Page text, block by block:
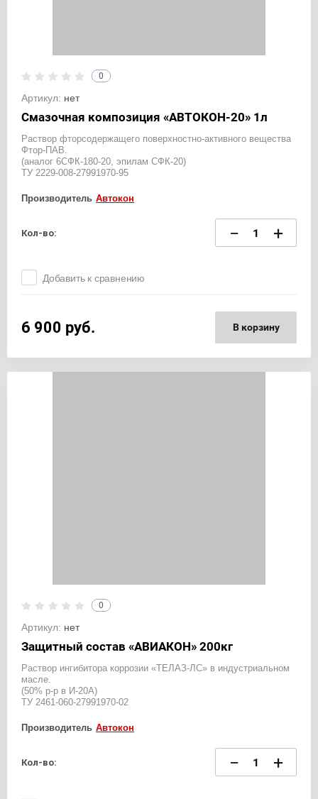
0
Артикул: нет
Смазочная композиция «АВТОКОН-20» 1л
Раствор фторсодержащего поверхностно-активного вещества
Фтор-ПАВ.
(аналог 6СФК-180-20, эпилам СФК-20)
ТУ 2229-008-27991970-95
Производитель Автокон
Кол-во: − +
Добавить к сравнению
6 900 руб. В корзину
0
Артикул: нет
Защитный состав «АВИАКОН» 200кг
Раствор ингибитора коррозии «ТЕЛАЗ-ЛС» в индустриальном
масле.
(50% р-р в И-20А)
ТУ 2461-060-27991970-02
Производитель Автокон
Кол-во: − +